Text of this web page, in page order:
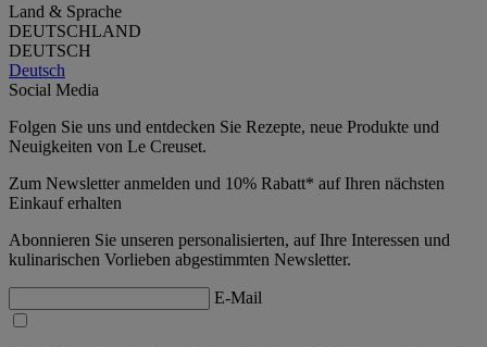
Land & Sprache
DEUTSCHLAND
DEUTSCH
Deutsch
Social Media
Folgen Sie uns und entdecken Sie Rezepte, neue Produkte und
Neuigkeiten von Le Creuset.
Zum Newsletter anmelden und 10% Rabatt* auf Ihren nächsten
Einkauf erhalten
Abonnieren Sie unseren personalisierten, auf Ihre Interessen und
kulinarischen Vorlieben abgestimmten Newsletter.
E-Mail